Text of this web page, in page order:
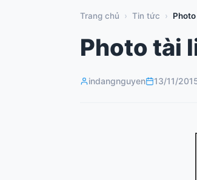
Trang chủ › Tin tức ›
Photo tài
indangnguyen 13/11/